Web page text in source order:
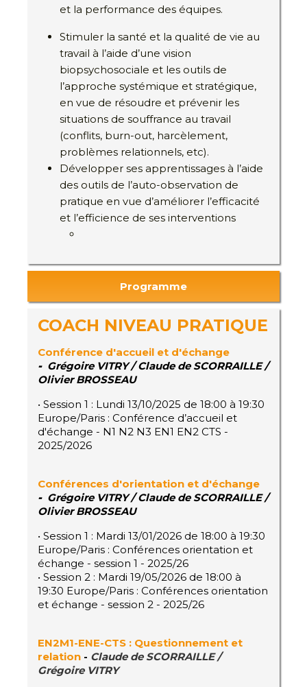
et la performance des équipes.
Stimuler la santé et la qualité de vie au
travail à l’aide d’une vision
biopsychosociale et les outils de
l’approche systémique et stratégique,
en vue de résoudre et prévenir les
situations de souffrance au travail
(conflits, burn-out, harcèlement,
problèmes relationnels, etc).
Développer ses apprentissages à l’aide
des outils de l’auto-observation de
pratique en vue d’améliorer l’efficacité
et l’efficience de ses interventions
Programme
COACH NIVEAU PRATIQUE
Conférence d'accueil et d'échange
- Grégoire VITRY / Claude de SCORRAILLE /
Olivier BROSSEAU
• Session 1 : Lundi 13/10/2025 de 18:00 à 19:30
Europe/Paris : Conférence d’accueil et
d'échange - N1 N2 N3 EN1 EN2 CTS -
2025/2026
Conférences d'orientation et d'échange
- Grégoire VITRY / Claude de SCORRAILLE /
Olivier BROSSEAU
• Session 1 : Mardi 13/01/2026 de 18:00 à 19:30
Europe/Paris : Conférences orientation et
échange - session 1 - 2025/26
• Session 2 : Mardi 19/05/2026 de 18:00 à
19:30 Europe/Paris : Conférences orientation
et échange - session 2 - 2025/26
EN2M1-ENE-CTS : Questionnement et
relation - Claude de SCORRAILLE /
Grégoire VITRY